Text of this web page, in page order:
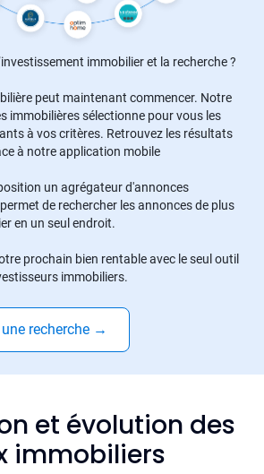
immobilier et la recherche ?
peut maintenant commencer. Notre
immobilières sélectionne pour vous les
à vos critères. Retrouvez les résultats
à notre application mobile
un agrégateur d'annonces
de rechercher les annonces de plus
en un seul endroit.
prochain bien rentable avec le seul outil
immobiliers.
recherche →
et évolution des
immobiliers